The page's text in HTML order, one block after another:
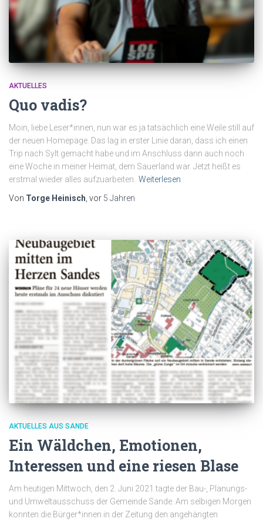
AKTUELLES
Quo vadis?
Moin, liebe Leser*innen, nun war es ja tatsächlich eine Weile still auf
der neuen Homepage. Das lag in erster Linie daran, dass ich einen
Trip nach Sylt gemacht habe und im Anschluss dann auch noch
eine Woche in meiner Heimat, dem Sauerland war. Jetzt heißt es
erstmal wieder alles aufzuarbeiten. Weiterlesen
Von Torge Heinisch , vor 5 Jahren
AKTUELLES AUS SANDE
Ein Wäldchen, Emotionen,
Interessen und eine riesen Blase
Am heutigen Mittwoch, den 2. Juni 2021 tagte der Bau-, Planungs-
und Umweltausschuss der Gemeinde Sande. Am selbigen Morgen
konnten die Bürger*innen in der Zeitung den angehängten